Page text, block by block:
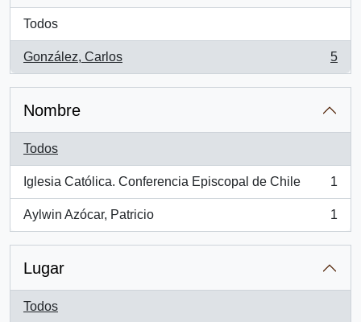
Todos
González, Carlos
, 5 resultados
5
Nombre
Todos
Iglesia Católica. Conferencia Episcopal de Chile
, 1 resultados
1
Aylwin Azócar, Patricio
, 1 resultados
1
Lugar
Todos